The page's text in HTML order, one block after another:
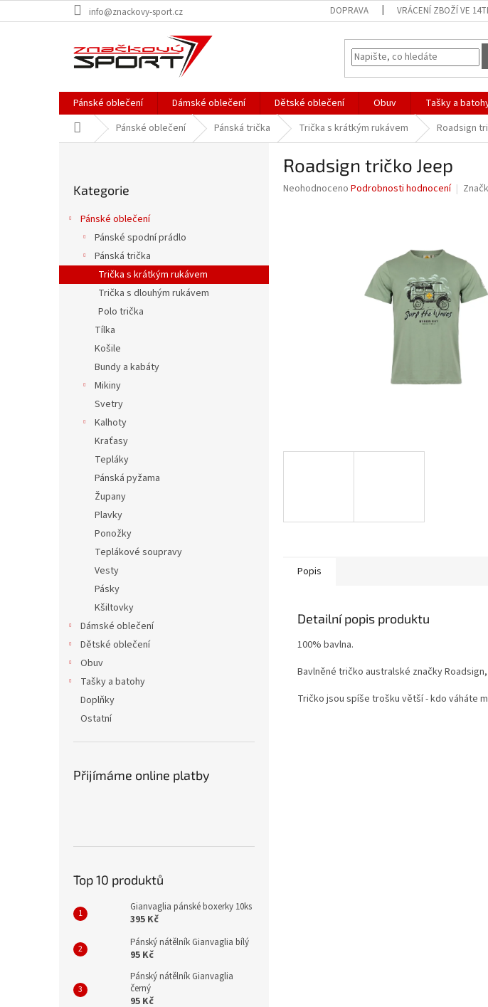
na
info@znackovy-sport.cz DOPRAVA VRÁCENÍ ZBOŽÍ VE
Pánské oblečení Dámské oblečení Dětské oblečení Obuv Tašky a
Domů Pánské oblečení Pánská trička Trička s krátkým rukávem Roadsign
kategorie
Kategorie
Pánské oblečení
Pánské spodní prádlo
Pánská trička
Trička s krátkým rukávem
Trička s dlouhým rukávem
Polo trička
Tílka
Košile
Bundy a kabáty
Mikiny
Svetry
Kalhoty
Kraťasy
Tepláky
Pánská pyžama
Župany
Plavky
Ponožky
Teplákové soupravy
Vesty
Pásky
Kšiltovky
Dámské oblečení
Dětské oblečení
Obuv
Tašky a batohy
Doplňky
Ostatní
Přijímáme online platby
Top 10 produktů
Gianvaglia pánské boxerky 10ks
395 Kč
Pánský nátělník Gianvaglia bílý
95 Kč
Pánský nátělník Gianvaglia
černý
95 Kč
Roadsign tričko Jeep
Průměrné
Neohodnoceno Podrobnosti hodnocení
Popis
Detailní popis produktu
100% bavlna.
Bavlněné tričko australské značky
Tričko jsou spíše trošku větší - kdo váháte